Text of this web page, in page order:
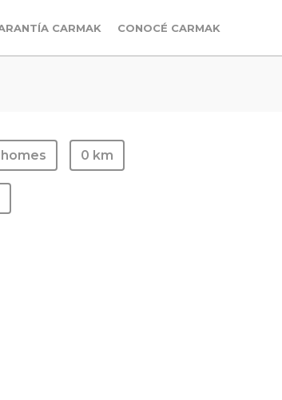
CARMAK CONOCÉ CARMAK
0 km